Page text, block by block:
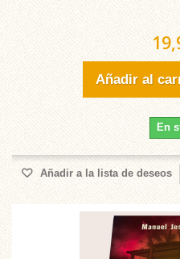
Añadir al
En
Añadir a la lista de deseos